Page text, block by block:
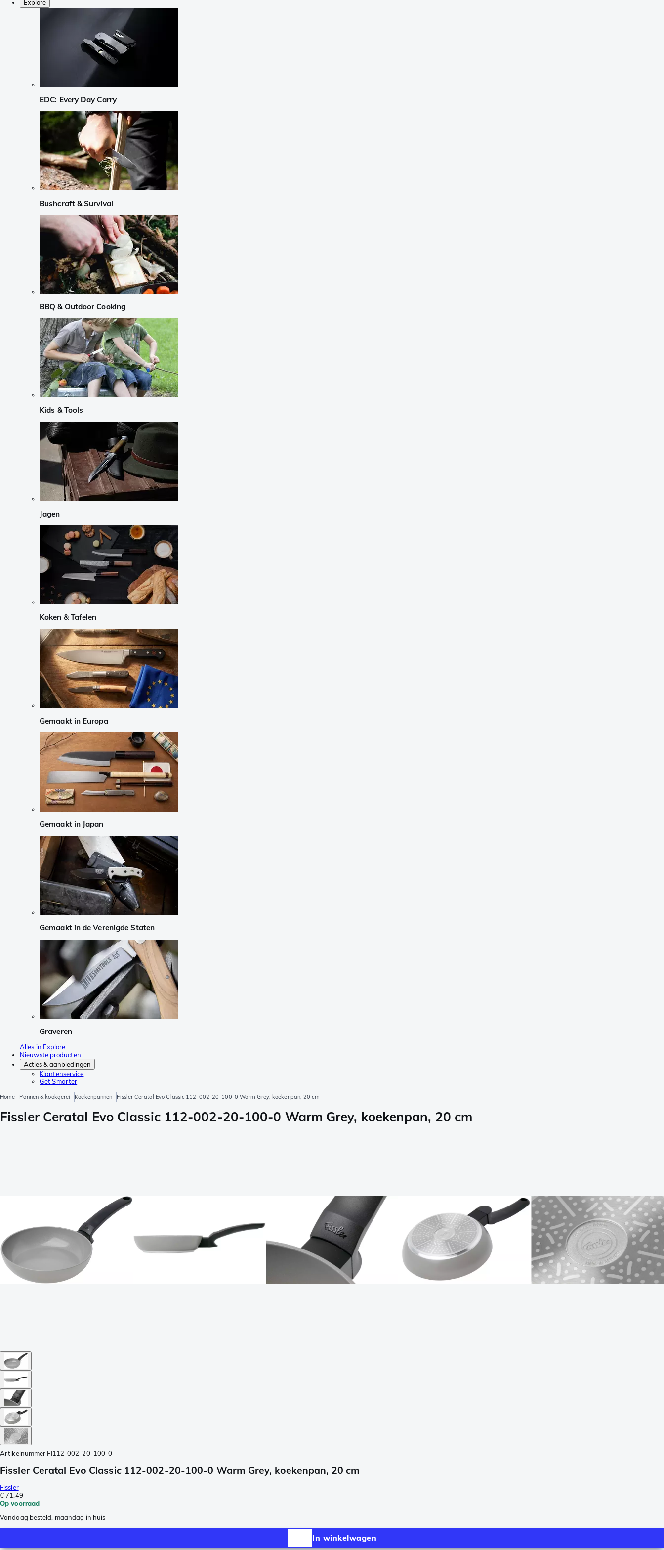
Explore
EDC: Every Day Carry
Bushcraft & Survival
BBQ & Outdoor Cooking
Kids & Tools
Jagen
Koken & Tafelen
Gemaakt in Europa
Gemaakt in Japan
Gemaakt in de Verenigde Staten
Graveren
Alles in Explore
Nieuwste producten
Acties & aanbiedingen
Klantenservice
Get Smarter
Home Pannen & kookgerei Koekenpannen Fissler Ceratal Evo Classic 112-002-20-100-0 Warm Grey, koekenpan, 20 cm
Fissler Ceratal Evo Classic 112-002-20-100-0 Warm Grey, koekenpan, 20 cm
Artikelnummer FI112-002-20-100-0
Fissler Ceratal Evo Classic 112-002-20-100-0 Warm Grey, koekenpan, 20 cm
Fissler
€ 71,49
Op voorraad
Vandaag besteld, maandag in huis
In winkelwagen